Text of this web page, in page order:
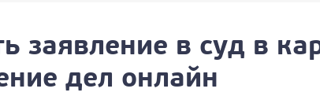
заявление в суд в
дел онлайн